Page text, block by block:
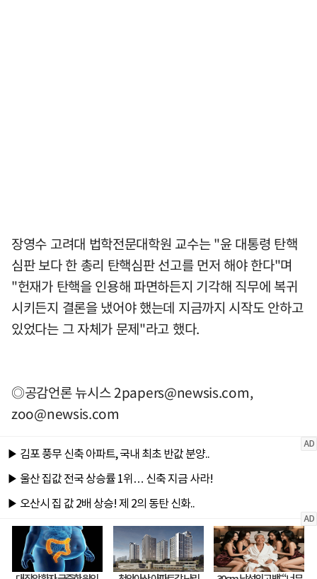
장영수 고려대 법학전문대학원 교수는 "윤 대통령 탄핵
심판 보다 한 총리 탄핵심판 선고를 먼저 해야 한다"며
"헌재가 탄핵을 인용해 파면하든지 기각해 직무에 복귀
시키든지 결론을 냈어야 했는데 지금까지 시작도 안하고
있었다는 그 자체가 문제"라고 했다.
◎공감언론 뉴시스2papers@newsis.com,
zoo@newsis.com